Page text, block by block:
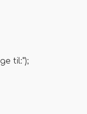
til:");